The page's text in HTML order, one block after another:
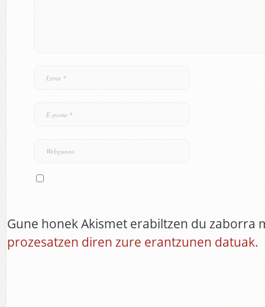
Gune honek Akismet erabiltzen du zaborra
prozesatzen diren zure erantzunen datuak.